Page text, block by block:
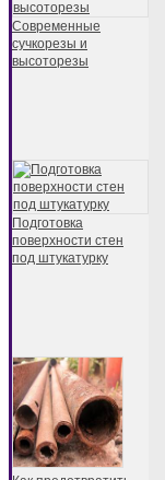
Современные
сучкорезы и
высоторезы
Подготовка
поверхности стен
под штукатурку